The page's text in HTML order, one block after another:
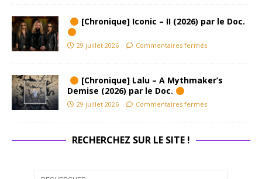
[Chronique] Iconic – II (2026) par le Doc.
29 juillet 2026 Commentaires fermés
[Chronique] Lalu – A Mythmaker’s
Demise (2026) par le Doc.
29 juillet 2026 Commentaires fermés
RECHERCHEZ SUR LE SITE !